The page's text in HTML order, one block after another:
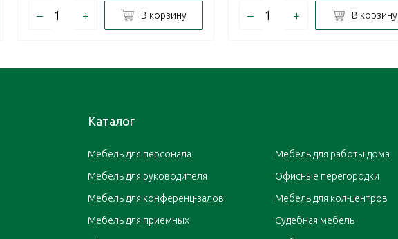
– + В корзину – + В корзину
Каталог
Мебель для персонала
Мебель для руководителя
Мебель для конференц-залов
Мебель для приемных
Мебель для работы дома
Офисные перегородки
Мебель для кол-центров
Судебная мебель